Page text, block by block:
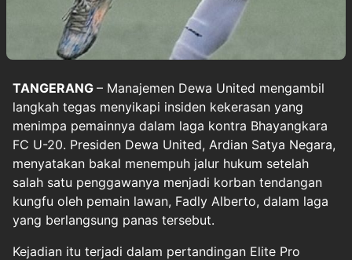
TANGERANG – Manajemen Dewa United mengambil
langkah tegas menyikapi insiden kekerasan yang
menimpa pemainnya dalam laga kontra Bhayangkara
FC U-20. Presiden Dewa United, Ardian Satya Negara,
menyatakan bakal menempuh jalur hukum setelah
salah satu penggawanya menjadi korban tendangan
kungfu oleh pemain lawan, Fadly Alberto, dalam laga
yang berlangsung panas tersebut.
Kejadian itu terjadi dalam pertandingan Elite Pro